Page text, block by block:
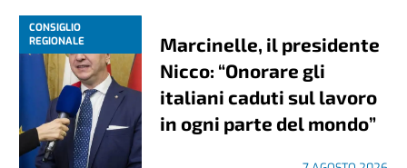
CONSIGLIO
REGIONALE
Marcinelle, il presidente
Nicco: “Onorare gli
italiani caduti sul lavoro
in ogni parte del mondo”